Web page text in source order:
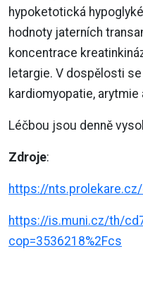
hypoketotická
hodnoty jaterních
koncentrace
letargie. V dospělosti
kardiomyopatie, arytmie
Léčbou jsou denně
Zdroje:
https://
https://is.muni.cz/th/
cop=3536218%2Fcs